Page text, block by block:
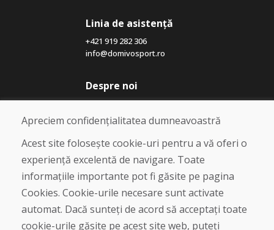
Linia de asistență
+421 919 282 306
info@domivosport.ro
Despre noi
Blog
Despre noi
Magazin
Contact
Cumpărare
Magazin online
Livrare și plată
Plângere
Apreciem confidențialitatea dumneavoastră
Acest site folosește cookie-uri pentru a vă oferi o
experiență excelentă de navigare. Toate
informațiile importante pot fi găsite pe pagina
Cookies. Cookie-urile necesare sunt activate
automat. Dacă sunteți de acord să acceptați toate
cookie-urile găsite pe acest site web, puteți